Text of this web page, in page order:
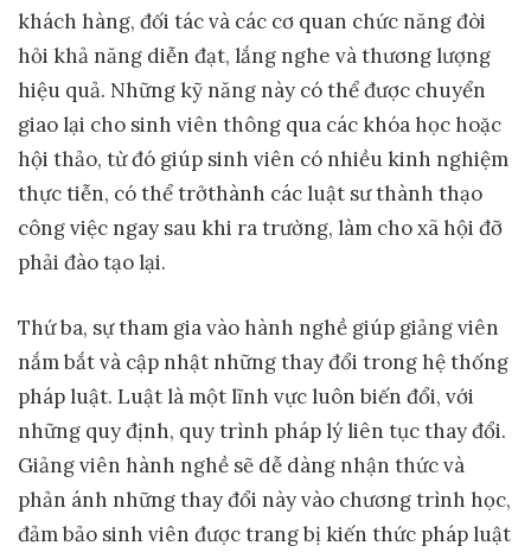
khách hàng, đối tác và các cơ quan chức năng đòi
hỏi khả năng diễn đạt, lắng nghe và thương lượng
hiệu quả. Những kỹ năng này có thể được chuyển
giao lại cho sinh viên thông qua các khóa học hoặc
hội thảo, từ đó giúp sinh viên có nhiều kinh nghiệm
thực tiễn, có thể trởthành các luật sư thành thạo
công việc ngay sau khi ra trường, làm cho xã hội đỡ
phải đào tạo lại.
Thứ ba, sự tham gia vào hành nghề giúp giảng viên
nắm bắt và cập nhật những thay đổi trong hệ thống
pháp luật. Luật là một lĩnh vực luôn biến đổi, với
những quy định, quy trình pháp lý liên tục thay đổi.
Giảng viên hành nghề sẽ dễ dàng nhận thức và
phản ánh những thay đổi này vào chương trình học,
đảm bảo sinh viên được trang bị kiến thức pháp luật